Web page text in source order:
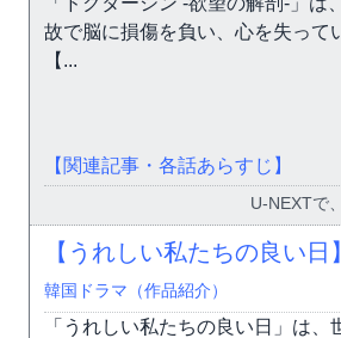
故で脳に損傷を負い、心を失って
【...
【関連記事・各話あらすじ】
U-NEXTで
【うれしい私たちの良い
韓国ドラマ（作品紹介）
「うれしい私たちの良い日」は